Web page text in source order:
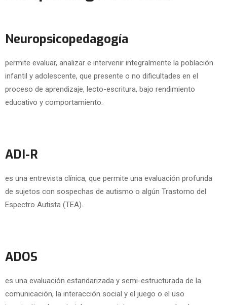
Neuropsicopedagogía
permite evaluar, analizar e intervenir integralmente la población
infantil y adolescente, que presente o no dificultades en el
proceso de aprendizaje, lecto-escritura, bajo rendimiento
educativo y comportamiento.
ADI-R
es una entrevista clínica, que permite una evaluación profunda
de sujetos con sospechas de autismo o algún Trastorno del
Espectro Autista (TEA).
ADOS
es una evaluación estandarizada y semi-estructurada de la
comunicación, la interacción social y el juego o el uso